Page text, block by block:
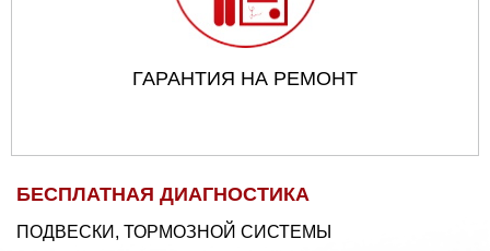
ГАРАНТИЯ НА РЕМОНТ
БЕСПЛАТНАЯ ДИАГНОСТИКА
ПОДВЕСКИ, ТОРМОЗНОЙ СИСТЕМЫ